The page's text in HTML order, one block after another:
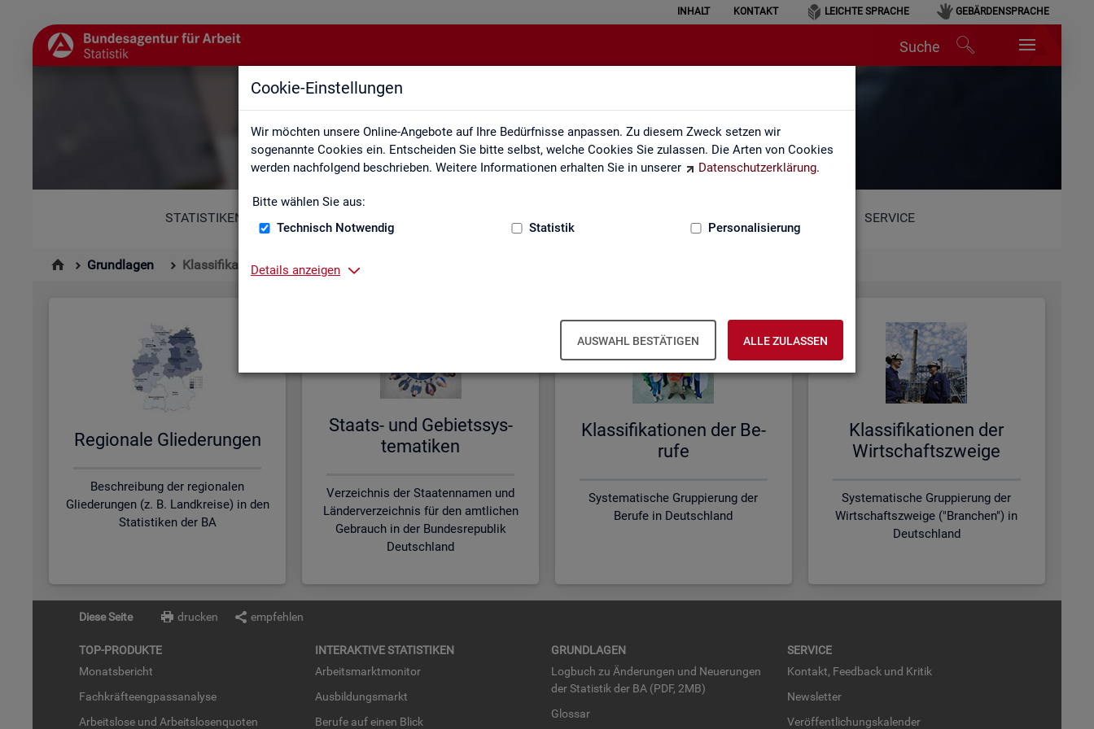
Cookie-Einstellungen
Wir möchten unsere Online-Angebote auf Ihre Bedürfnisse anpassen. Zu diesem Zweck setzen wir
sogenannte Cookies ein. Entscheiden Sie bitte selbst, welche Cookies Sie zulassen. Die Arten von Cookies
werden nachfolgend beschrieben. Weitere Informationen erhalten Sie in unserer
Datenschutzerklärung.
Bitte wählen Sie aus:
Technisch Notwendig
Statistik Personalisierung
Details anzeigen
AUSWAHL BESTÄTIGEN ALLE ZULASSEN
INHALT KONTAKT LEICHTE SPRACHE GEBÄRDENSPRACHE
Suche
Klassifikationen
STATISTIKEN SERVICE
Grundlagen Klassifikationen
Re­gio­na­le Glie­de­run­gen
Beschreibung der regionalen
Gliederungen (z. B. Landkreise) in den
Statistiken der BA
Staats- und Ge­biets­sys­
te­ma­ti­ken
Verzeichnis der Staatennamen und
Länderverzeichnis für den amtlichen
Gebrauch in der Bundesrepublik
Deutschland
Klas­si­fi­ka­tio­nen der Be­
ru­fe
Systematische Gruppierung der
Berufe in Deutschland
Klas­si­fi­ka­tio­nen der
Wirt­schafts­zwei­ge
Systematische Gruppierung der
Wirtschaftszweige ("Branchen") in
Deutschland
Diese Seite drucken empfehlen
TOP-PRO­DUK­TE
Mo­nats­be­richt
Fach­kräf­te­eng­pass­ana­ly­se
Ar­beits­lo­se und Ar­beits­lo­sen­quo­ten
IN­TER­AK­TI­VE STA­TIS­TI­KEN
Ar­beits­markt­mo­ni­tor
Aus­bil­dungs­markt
Be­ru­fe auf einen Blick
GRUND­LA­GEN
Log­buch zu Än­de­run­gen und Neue­run­gen
der Sta­tis­tik der BA (PDF, 2MB)
Glos­sar
SER­VICE
Kon­takt, Feed­back und Kri­tik
News­let­ter
Ver­öf­fent­li­chungs­ka­len­der